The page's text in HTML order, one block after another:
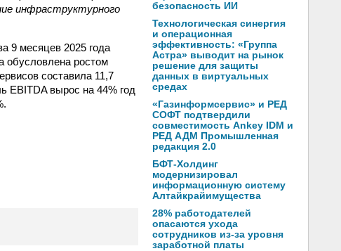
инфраструктурного
9 месяцев 2025 года
обусловлена ростом
составила 11,7
EBITDA вырос на 44% год
безопасность ИИ
Технологическая синергия
и операционная
эффективность: «Группа
Астра» выводит на рынок
решение для защиты
данных в виртуальных
средах
«Газинформсервис» и РЕД
СОФТ подтвердили
совместимость Ankey IDM и
РЕД АДМ Промышленная
редакция 2.0
БФТ-Холдинг
модернизировал
информационную систему
Алтайкрайимущества
28% работодателей
опасаются ухода
сотрудников из-за уровня
заработной платы